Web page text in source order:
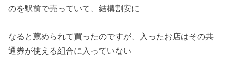
のを駅前で売っていて、結構割安に
なると薦められて買ったのですが、入ったお店はその共
通券が使える組合に入っていない